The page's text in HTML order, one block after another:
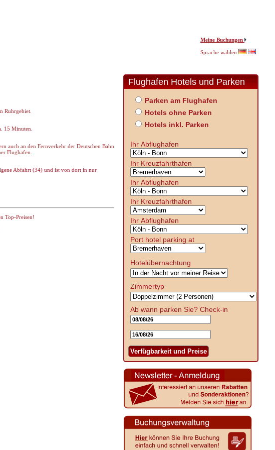
Ruhrgebiet.
15 Minuten.
auch an den Fernverkehr der Deutschen Bahn
Flughafen.
Abfahrt (34) und ist von dort in nur
Top-Preisen!
Meine Buchungen
Sprache wählen
Flughafen Hotels und Parken
Parken am Flughafen
Hotels ohne Parken
Hotels inkl. Parken
Ihr Abflughafen
Ihr Kreuzfahrthafen
Ihr Abflughafen
Ihr Kreuzfahrthafen
Ihr Abflughafen
Port hotel parking at
Hotelübernachtung
Zimmertyp
Ab wann parken Sie? Check-in
Verfügbarkeit und Preise